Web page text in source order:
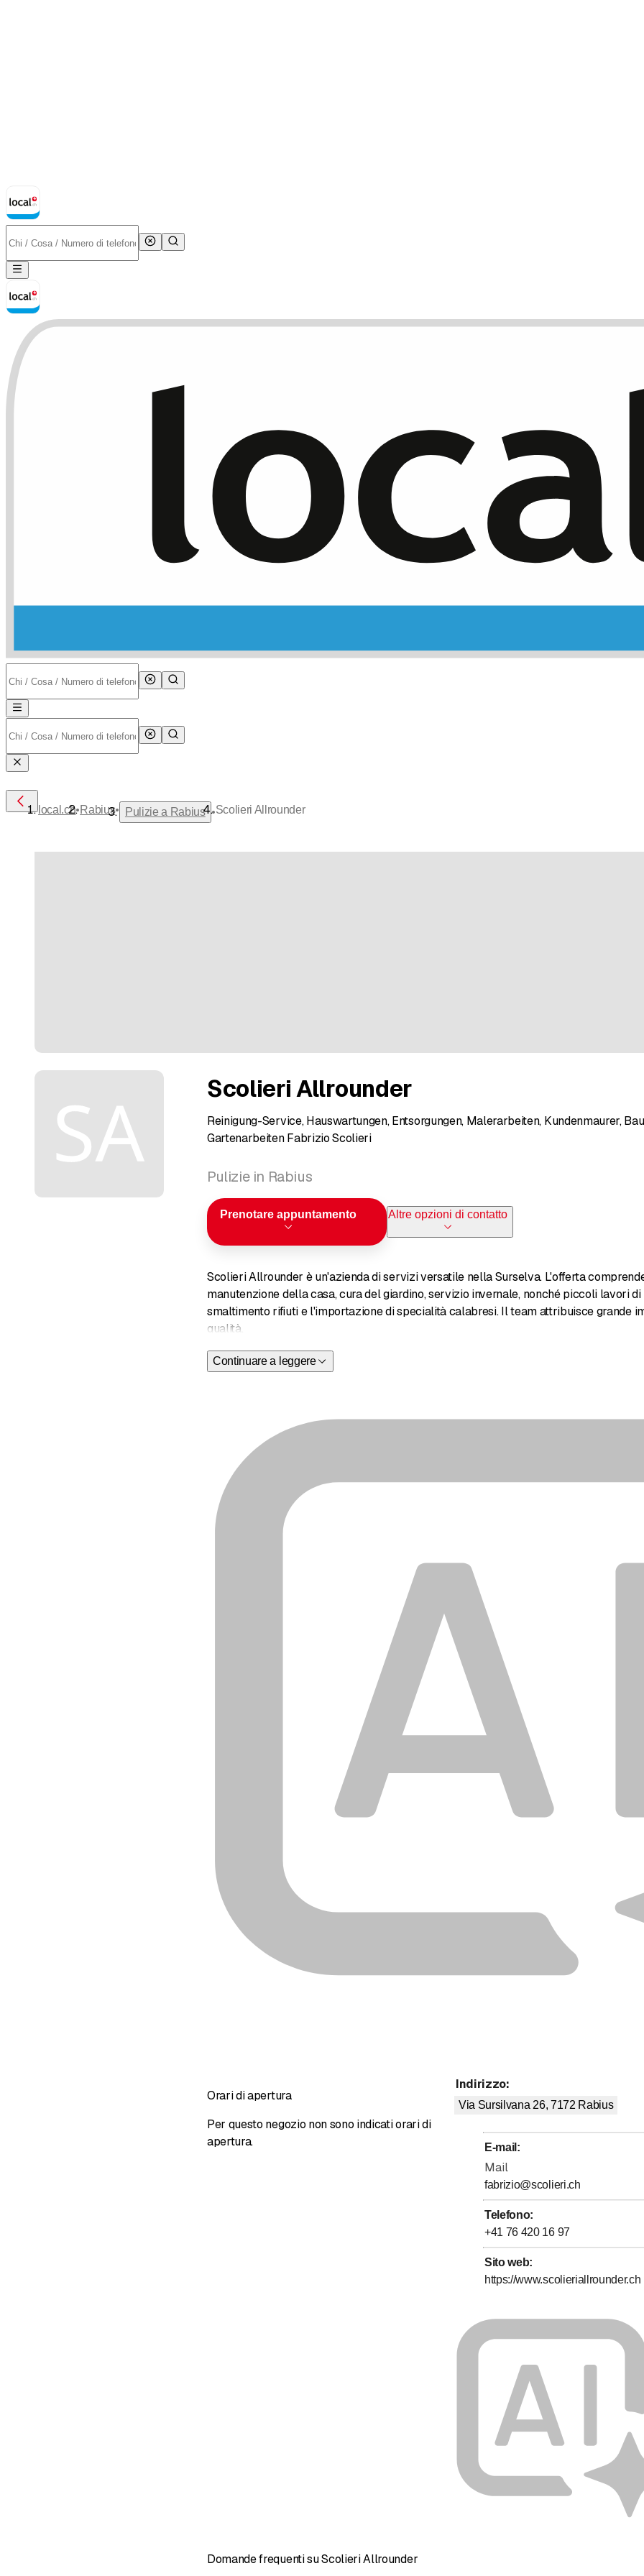
Scolieri Allrounder
Reinigung-Service, Hauswartungen, Entsorgungen, Malerarbeiten, Kundenmaurer,
Gartenarbeiten Fabrizio Scolieri
Pulizie in Rabius
Prenotare appuntamento Altre opzioni di contatto
Scolieri Allrounder è un'azienda di servizi versatile nella Surselva. L'offerta
manutenzione della casa, cura del giardino, servizio invernale, nonché piccoli lavori
smaltimento rifiuti e l'importazione di specialità calabresi. Il team attribuisce grande
qualità.
Continuare a leggere
Orari di apertura
Per questo negozio non sono indicati orari di
apertura.
Indirizzo:
Via Sursilvana 26, 7172 Rabius
E-mail :
Mail
fabrizio@scolieri.ch
Telefono:
+41 76 420 16 97
Sito web:
https://www.scolieriallrounder.ch
Domande frequenti su Scolieri Allrounder
local.ch•Rabius• Pulizie a Rabius •Scolieri Allrounder